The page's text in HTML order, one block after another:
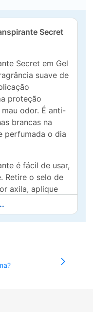
Secret
Secret em Gel
suave de
proteção
odor. É anti-
brancas na
perfumada o dia
é fácil de usar,
Retire o selo de
axila, aplique
e mantenha a
na aplicação
DE
antitranspirante